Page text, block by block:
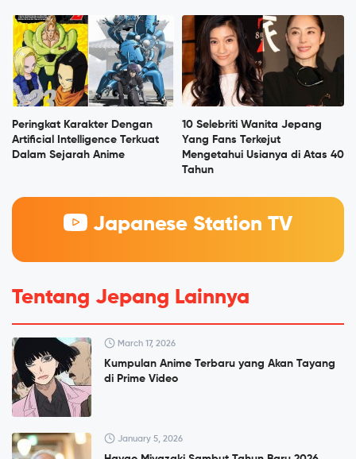
Peringkat Karakter Dengan
Artificial Intelligence Terkuat
Dalam Sejarah Anime
10 Selebriti Wanita Jepang
Yang Fans Terkejut
Mengetahui Usianya di Atas 40
Tahun
Japanese Station TV
Tentang Jepang Lainnya
March 17, 2026
Kumpulan Anime Terbaru yang Akan Tayang
di Prime Video
January 5, 2026